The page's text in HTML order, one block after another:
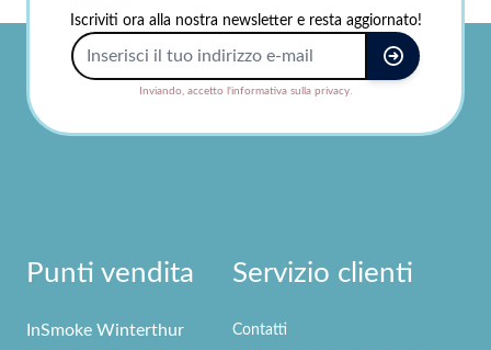
Iscriviti ora alla nostra newsletter e resta aggiornato!
Inviando, accetto l'informativa sulla privacy.
Punti vendita
InSmoke Winterthur
Servizio clienti
Contatti